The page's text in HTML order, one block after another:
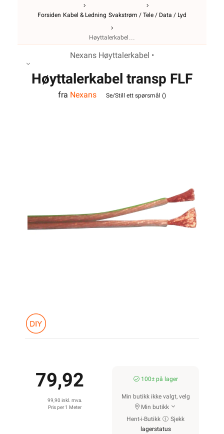
Forsiden Kabel & Ledning Svakstrøm / Tele / Data / Lyd
Høyttalerkabel
Nexans Høyttalerkabel •
Høyttalerkabel transp FLF
2x2,5
fra Nexans Se/Still ett spørsmål ()
79,92
99,90 inkl. mva.
Pris per 1 Meter
100± på lager
Min butikk ikke valgt, velg
Min butikk
Hent-i-Butikk
Sjekk
lagerstatus